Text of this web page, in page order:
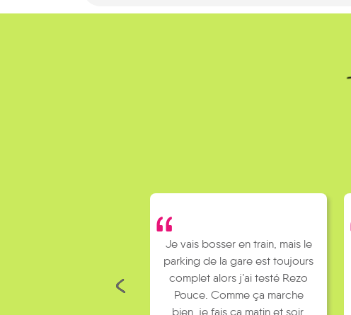
Je vais bosser en train, mais le
parking de la gare est toujours
complet alors j’ai testé Rezo
Pouce. Comme ça marche
bien, je fais ça matin et soir.